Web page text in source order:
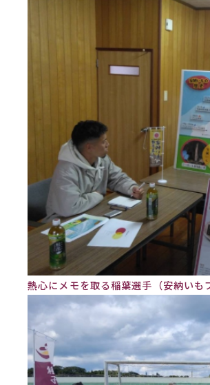
熱心にメモを取る稲葉選手（安納いも